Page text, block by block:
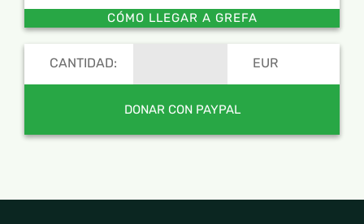
CÓMO LLEGAR A GREFA
CANTIDAD: EUR